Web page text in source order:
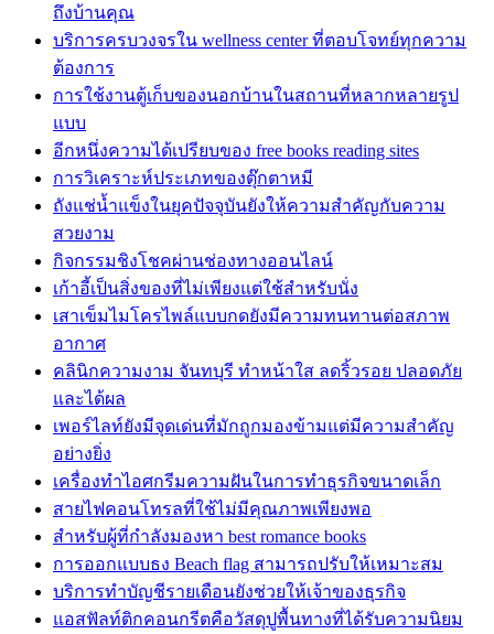
ถึงบ้านคุณ
บริการครบวงจรใน wellness center ที่ตอบโจทย์ทุกความ
ต้องการ
การใช้งานตู้เก็บของนอกบ้านในสถานที่หลากหลายรูป
แบบ
อีกหนึ่งความได้เปรียบของ free books reading sites
การวิเคราะห์ประเภทของตุ๊กตาหมี
ถังแช่น้ำแข็งในยุคปัจจุบันยังให้ความสำคัญกับความ
สวยงาม
กิจกรรมชิงโชคผ่านช่องทางออนไลน์
เก้าอี้เป็นสิ่งของที่ไม่เพียงแต่ใช้สำหรับนั่ง
เสาเข็มไมโครไพล์แบบกดยังมีความทนทานต่อสภาพ
อากาศ
คลินิกความงาม จันทบุรี ทำหน้าใส ลดริ้วรอย ปลอดภัย
และได้ผล
เพอร์ไลท์ยังมีจุดเด่นที่มักถูกมองข้ามแต่มีความสำคัญ
อย่างยิ่ง
เครื่องทำไอศกรีมความฝันในการทำธุรกิจขนาดเล็ก
สายไฟคอนโทรลที่ใช้ไม่มีคุณภาพเพียงพอ
สำหรับผู้ที่กำลังมองหา best romance books
การออกแบบธง Beach flag สามารถปรับให้เหมาะสม
บริการทำบัญชีรายเดือนยังช่วยให้เจ้าของธุรกิจ
แอสฟัลท์ติกคอนกรีตคือวัสดุปูพื้นทางที่ได้รับความนิยม